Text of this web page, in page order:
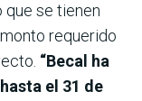
que se tienen
requerido
“Becal ha
el 31 de